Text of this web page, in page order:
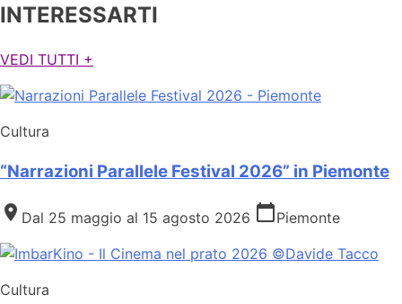
INTERESSARTI
VEDI TUTTI +
Cultura
“Narrazioni Parallele Festival 2026” in Piemonte
place Dal 25 maggio al 15 agosto 2026 calendar_todayPiemonte
Cultura